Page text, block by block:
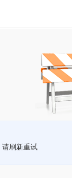
请刷新重试